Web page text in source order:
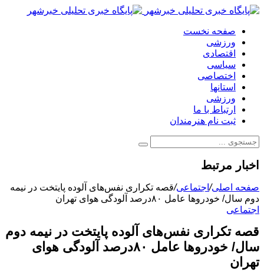
صفحه نخست
ورزشی
اقتصادی
سیاسی
اختصاصی
استانها
ورزشی
ارتباط با ما
ثبت نام هنرمندان
اخبار مرتبط
صفحه اصلی/اجتماعی/قصه تکراری نفس‌های آلوده پایتخت در نیمه
دوم سال/ خودروها عامل ۸۰درصد آلودگی هوای تهران
اجتماعی
قصه تکراری نفس‌های آلوده پایتخت در نیمه دوم
سال/ خودروها عامل ۸۰درصد آلودگی هوای
تهران